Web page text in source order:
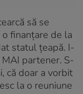
să se
finanțare de la
statul țeapă. I-
partener. S-
că doar a vorbit
la o reuniune